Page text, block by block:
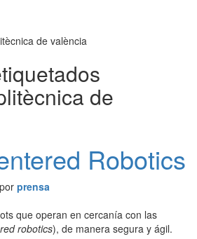
de valència
de
Robotics
prensa
que operan en cercanía con las
robotics), de manera segura y ágil.